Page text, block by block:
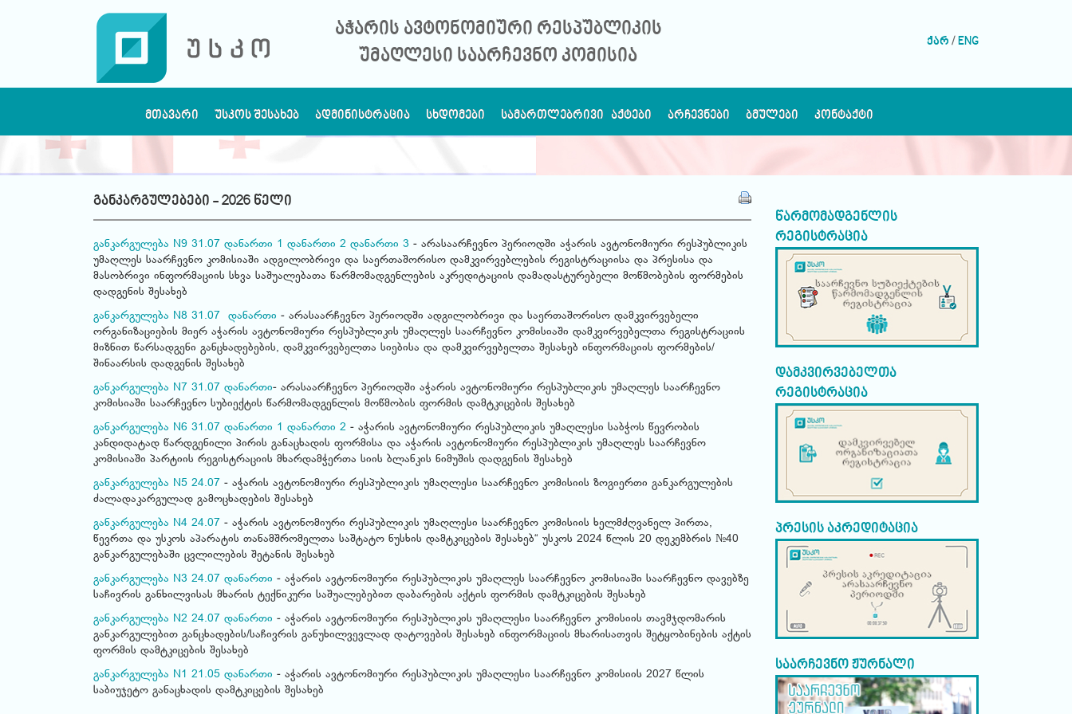
აჭარის ავტონომიური რესპუბლიკის
უმაღლესი საარჩევნო კომისია
ქარ /ENG
ᲛᲗᲐᲕᲐᲠᲘ ᲣᲡᲙᲝᲡ ᲨᲔᲡᲐᲮᲔᲑ ᲐᲓᲛᲘᲜᲘᲡᲢᲠᲐᲪᲘᲐ ᲡᲮᲓᲝᲛᲔᲑᲘ ᲡᲐᲛᲐᲠᲗᲚᲔᲑᲠᲘᲕᲘ ᲐᲥᲢᲔᲑᲘ ᲐᲠᲩᲔᲕᲜᲔᲑᲘ ᲑᲛᲣᲚᲔᲑᲘ ᲙᲝᲜᲢᲐᲥᲢᲘ
განკარგულებები - 2026 წელი
განკარგულება N9 31.07 დანართი 1 დანართი 2 დანართი 3 - არასაარჩევნო პერიოდში აჭარის ავტონომიური რესპუბლიკის
უმაღლეს საარჩევნო კომისიაში ადგილობრივი და საერთაშორისო დამკვირვებლების რეგისტრაციისა და პრესისა და
მასობრივი ინფორმაციის სხვა საშუალებათა წარმომადგენლების აკრედიტაციის დამადასტურებელი მოწმობების ფორმების
დადგენის შესახებ
განკარგულება N8 31.07
დანართი - არასაარჩევნო პერიოდში ადგილობრივი და საერთაშორისო დამკვირვებელი
ორგანიზაციების მიერ აჭარის ავტონომიური რესპუბლიკის უმაღლეს საარჩევნო კომისიაში დამკვირვებელთა რეგისტრაციის
მიზნით წარსადგენი განცხადებების, დამკვირვებელთა სიებისა და დამკვირვებელთა შესახებ ინფორმაციის ფორმების/
შინაარსის დადგენის შესახებ
განკარგულება N7 31.07 დანართი- არასაარჩევნო პერიოდში აჭარის ავტონომიური რესპუბლიკის უმაღლეს საარჩევნო
კომისიაში საარჩევნო სუბიექტის წარმომადგენლის მოწმობის ფორმის დამტკიცების შესახებ
განკარგულება N6 31.07 დანართი 1 დანართი 2 - აჭარის ავტონომიური რესპუბლიკის უმაღლესი საბჭოს წევრობის
კანდიდატად წარდგენილი პირის განაცხადის ფორმისა და აჭარის ავტონომიური რესპუბლიკის უმაღლეს საარჩევნო
კომისიაში პარტიის რეგისტრაციის მხარდამჭერთა სიის ბლანკის ნიმუშის დადგენის შესახებ
განკარგულება N5 24.07 - აჭარის ავტონომიური რესპუბლიკის უმაღლესი საარჩევნო კომისიის ზოგიერთი განკარგულების
ძალადაკარგულად გამოცხადების შესახებ
განკარგულება N4 24.07 - აჭარის ავტონომიური რესპუბლიკის უმაღლესი საარჩევნო კომისიის ხელმძღვანელ პირთა,
წევრთა და უსკოს აპარატის თანამშრომელთა საშტატო ნუსხის დამტკიცების შესახებ“ უსკოს 2024 წლის 20 დეკემბრის №40
განკარგულებაში ცვლილების შეტანის შესახებ
განკარგულება N3 24.07 დანართი - აჭარის ავტონომიური რესპუბლიკის უმაღლეს საარჩევნო კომისიაში საარჩევნო დავებზე
საჩივრის განხილვისას მხარის ტექნიკური საშუალებებით დაბარების აქტის ფორმის დამტკიცების შესახებ
განკარგულება N2 24.07 დანართი - აჭარის ავტონომიური რესპუბლიკის უმაღლესი საარჩევნო კომისიის თავმჯდომარის
განკარგულებით განცხადების/საჩივრის განუხილვევლად დატოვების შესახებ ინფორმაციის მხარისათვის შეტყობინების აქტის
ფორმის დამტკიცების შესახებ
განკარგულება N1 21.05 დანართი - აჭარის ავტონომიური რესპუბლიკის უმაღლესი საარჩევნო კომისიის 2027 წლის
საბიუჯეტო განაცხადის დამტკიცების შესახებ
წარმომადგენლის
რეგისტრაცია
დამკვირვებელთა
რეგისტრაცია
პრესის აკრედიტაცია
საარჩევნო ჟურნალი